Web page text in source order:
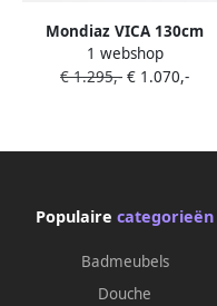
Mondiaz VICA 130cm
badmeubel onderkast
Antracite 2 lades. Wastafel
1 webshop
€ 1.295,- € 1.070,-
Populaire categorieën
Badmeubels
Douche